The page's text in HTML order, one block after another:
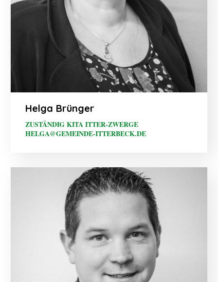
Helga Brünger
ZUSTÄNDIG KITA ITTER-ZWERGE
HELGA@GEMEINDE-ITTERBECK.DE